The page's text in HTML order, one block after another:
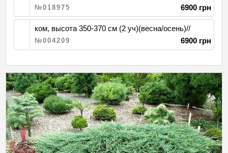
№018975 6900 грн
ком, высота 350-370 см (2 уч)(весна/осень)//
№004209 6900 грн